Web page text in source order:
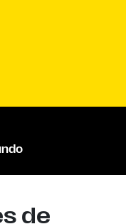
de